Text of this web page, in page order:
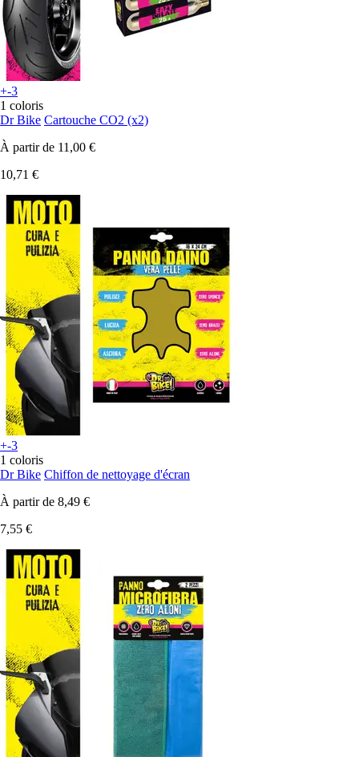
+-3
1 coloris
Dr Bike Cartouche CO2 (x2)
À partir de 11,00 €
10,71 €
+-3
1 coloris
Dr Bike Chiffon de nettoyage d'écran
À partir de 8,49 €
7,55 €